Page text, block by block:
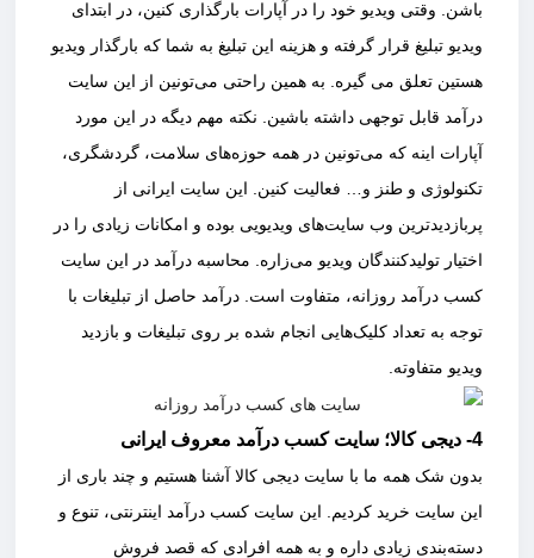
باشن. وقتی ویدیو خود را در آپارات بارگذاری کنین، در ابتدای
ویدیو تبلیغ قرار گرفته و هزینه این تبلیغ به شما که بارگذار ویدیو
هستین تعلق می گیره. به همین راحتی می‌تونین از این سایت
درآمد قابل توجهی داشته باشین. نکته مهم دیگه در این مورد
آپارات اینه که می‌تونین در همه حوزه‌های سلامت، گردشگری،
تکنولوژی و طنز و… فعالیت کنین. این سایت ایرانی از
پربازدیدترین وب سایت‌های ویدیویی بوده و امکانات زیادی را در
اختیار تولیدکنندگان ویدیو می‌زاره. محاسبه درآمد در این سایت
کسب درآمد روزانه، متفاوت است. درآمد حاصل از تبلیغات با
توجه به تعداد کلیک‌هایی انجام شده بر روی تبلیغات و بازدید
ویدیو متفاوته.
4- دیجی کالا؛ سایت کسب درآمد معروف ایرانی
بدون شک همه ما با سایت دیجی کالا آشنا هستیم و چند باری از
این سایت خرید کردیم. این سایت کسب درآمد اینترنتی، تنوع و
دسته‌بندی زیادی داره و به همه افرادی که قصد فروش